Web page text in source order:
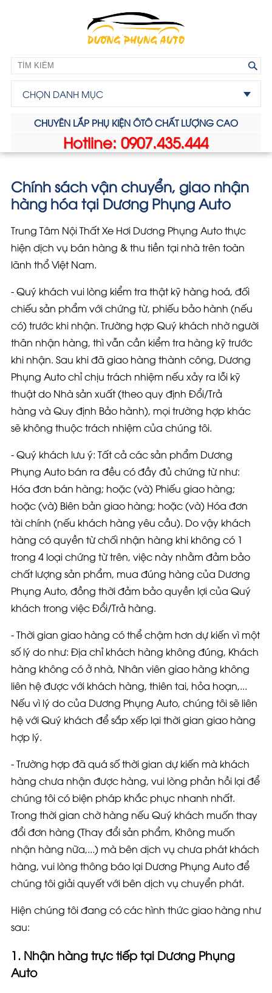
CHỌN DANH MỤC
CHUYÊN LẮP PHỤ KIỆN ÔTÔ CHẤT LƯỢNG CAO
Hotline: 0907.435.444
Chính sách vận chuyển, giao nhận
hàng hóa tại Dương Phụng Auto
Trung Tâm Nội Thất Xe Hơi Dương Phụng Auto thực
hiện dịch vụ bán hàng & thu tiền tại nhà trên toàn
lãnh thổ Việt Nam.
- Quý khách vui lòng kiểm tra thật kỹ hàng hoá, đối
chiếu sản phẩm với chứng từ, phiếu bảo hành (nếu
có)trước khi nhận. Trường hợp Quý khách nhờ người
thân nhận hàng, thì vẫn cần kiểm tra hàng kỹ trước
khi nhận. Sau khi đã giao hàng thành công, Dương
Phụng Auto chỉ chịu trách nhiệm nếu xảy ra lỗi kỹ
thuật do Nhà sản xuất(theo quy định Đổi/Trả
hàng và Quy định Bảo hành), mọi trường hợp khác
sẽ không thuộc trách nhiệm của chúng tôi.
- Quý khách lưu ý: Tất cả các sản phẩm Dương
Phụng Auto bán ra đều có đầy đủ chứng từ như:
Hóa đơn bán hàng; hoặc(và)Phiếu giao hàng;
hoặc(và)Biên bản giao hàng; hoặc(và)Hóa đơn
tài chính (nếu khách hàng yêu cầu). Do vậy khách
hàng có quyền từ chối nhận hàng khi không có 1
trong 4 loại chứng từ trên, việc này nhằm đảm bảo
chất lượng sản phẩm, mua đúng hàng của Dương
Phụng Auto, đồng thời đảm bảo quyền lợi của Quý
khách trong việc Đổi/Trả hàng.
- Thời gian giao hàng có thể chậm hơn dự kiến vì một
số lý do như: Địa chỉ khách hàng không đúng, Khách
hàng không có ở nhà, Nhân viên giao hàng không
liên hệ được với khách hàng, thiên tai, hỏa hoạn,...
Nếu vì lý do của Dương Phụng Auto, chúng tôi sẽ liên
hệ với Quý khách để sắp xếp lại thời gian giao hàng
hợp lý.
- Trường hợp đã quá số thời gian dự kiến mà khách
hàng chưa nhận được hàng, vui lòng phản hồi lại để
chúng tôi có biện pháp khắc phục nhanh nhất.
Trong thời gian chờ hàng nếu Quý khách muốn thay
đổi đơn hàng (Thay đổi sản phẩm, Không muốn
nhận hàng nữa,...) mà bên dịch vụ chưa phát khách
hàng, vui lòng thông báo lại Dương Phụng Auto để
chúng tôi giải quyết với bên dịch vụ chuyển phát.
Hiện chúng tôi đang có các hình thức giao hàng như
sau:
1. Nhận hàng trực tiếp tại Dương Phụng
Auto